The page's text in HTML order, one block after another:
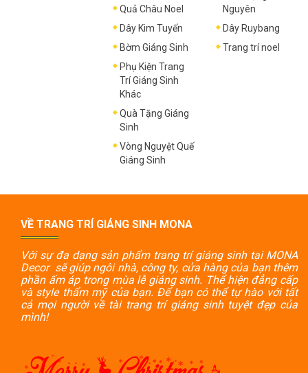
Quả Châu Noel
Dây Kim Tuyến
Bờm Giáng Sinh
Phụ Kiện Trang
Trí Giáng Sinh
Khác
Quà Tặng Giáng
Sinh
Vòng Nguyệt Quế
Giáng Sinh
Nguyên
Dây Ruybang
Trang trí noel
VỀ TRANG TRÍ GIÁNG SINH MONA
Với sự đa dạng sản phẩm trang trí giáng sinh tại MONA
Decor sẽ giúp ngôi nhà, công ty, cửa hàng của bạn thêm
phần ấm áp trong mùa lễ giáng sinh. Thể hiện đẳng cấp
và style thẩm mỹ của bạn. Để bạn có thể tự hào với tất
cả mọi người về tài trang trí giáng sinh tuyệt đẹp của
mình!